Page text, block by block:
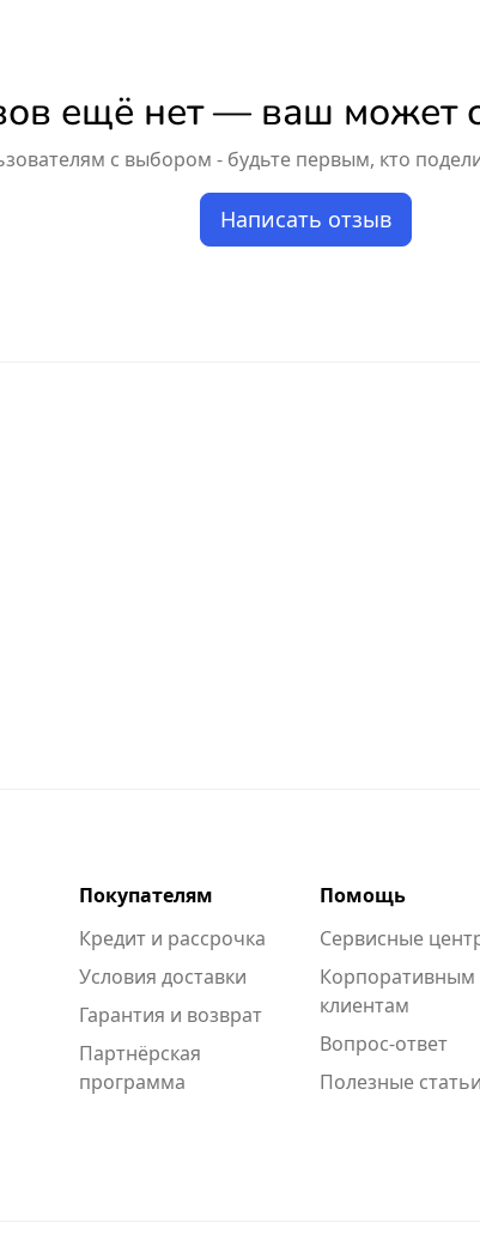
ещё нет — ваш может
с выбором - будьте первым, кто
Написать отзыв
Покупателям
Кредит и рассрочка
Условия доставки
Гарантия и возврат
Партнёрская
программа
Помощь
Сервисные
Корпоративным
клиентам
Вопрос-ответ
Полезные статьи